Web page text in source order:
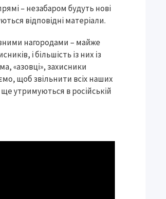
– незабаром будуть нові
відповідні матеріали.
нагородами – майже
і більшість із них із
«азовці», захисники
щоб звільнити всіх наших
ще утримуються в російській